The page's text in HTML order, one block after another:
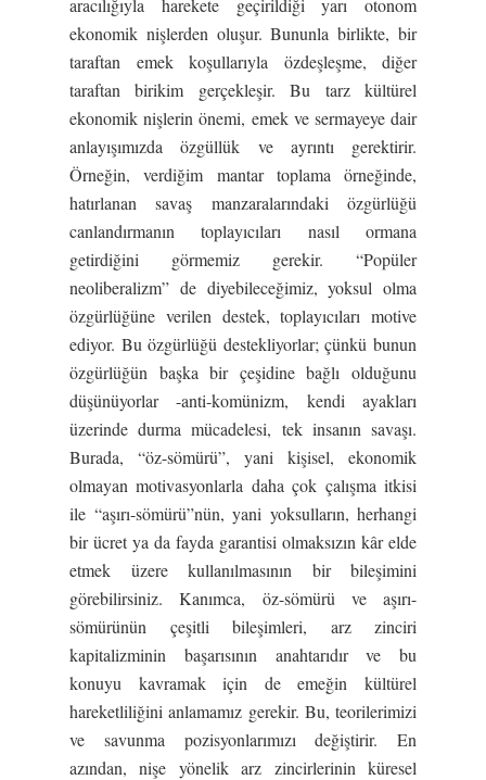
aracılığıyla harekete geçirildiği yarı otonom
ekonomik nişlerden oluşur. Bununla birlikte, bir
taraftan emek koşullarıyla özdeşleşme, diğer
taraftan birikim gerçekleşir. Bu tarz kültürel
ekonomik nişlerin önemi, emek ve sermayeye dair
anlayışımızda özgüllük ve ayrıntı gerektirir.
Örneğin, verdiğim mantar toplama örneğinde,
hatırlanan savaş manzaralarındaki özgürlüğü
canlandırmanın toplayıcıları nasıl ormana
getirdiğini görmemiz gerekir. “Popüler
neoliberalizm” de diyebileceğimiz, yoksul olma
özgürlüğüne verilen destek, toplayıcıları motive
ediyor. Bu özgürlüğü destekliyorlar; çünkü bunun
özgürlüğün başka bir çeşidine bağlı olduğunu
düşünüyorlar -anti-komünizm, kendi ayakları
üzerinde durma mücadelesi, tek insanın savaşı.
Burada, “öz-sömürü”, yani kişisel, ekonomik
olmayan motivasyonlarla daha çok çalışma itkisi
ile “aşırı-sömürü”nün, yani yoksulların, herhangi
bir ücret ya da fayda garantisi olmaksızın kâr elde
etmek üzere kullanılmasının bir bileşimini
görebilirsiniz. Kanımca, öz-sömürü ve aşırı-
sömürünün çeşitli bileşimleri, arz zinciri
kapitalizminin başarısının anahtarıdır ve bu
konuyu kavramak için de emeğin kültürel
hareketliliğini anlamamız gerekir. Bu, teorilerimizi
ve savunma pozisyonlarımızı değiştirir. En
azından, nişe yönelik arz zincirlerinin küresel